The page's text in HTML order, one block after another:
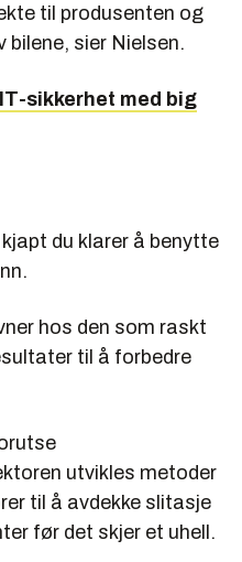
til produsenten og
bilene, sier Nielsen.
sikkerhet med big
du klarer å benytte
hos den som raskt
til å forbedre
utvikles metoder
til å avdekke slitasje
før det skjer et uhell.